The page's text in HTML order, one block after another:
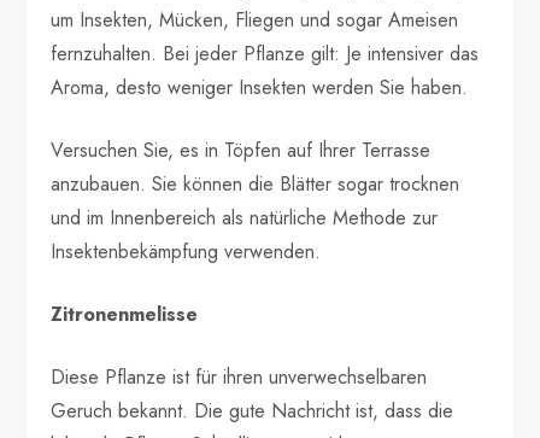
um Insekten, Mücken, Fliegen und sogar Ameisen
fernzuhalten. Bei jeder Pflanze gilt: Je intensiver das
Aroma, desto weniger Insekten werden Sie haben.
Versuchen Sie, es in Töpfen auf Ihrer Terrasse
anzubauen. Sie können die Blätter sogar trocknen
und im Innenbereich als natürliche Methode zur
Insektenbekämpfung verwenden.
Zitronenmelisse
Diese Pflanze ist für ihren unverwechselbaren
Geruch bekannt. Die gute Nachricht ist, dass die